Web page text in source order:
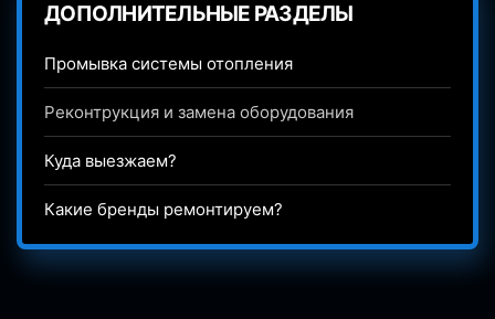
ДОПОЛНИТЕЛЬНЫЕ РАЗДЕЛЫ
Промывка системы отопления
Реконтрукция и замена оборудования
Куда выезжаем?
Какие бренды ремонтируем?